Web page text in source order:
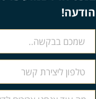
הודעה!